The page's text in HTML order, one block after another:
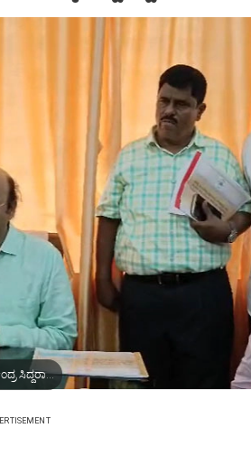
ಮಾಧ್ಯಮದವರೊಂದಿಗೆ ಮಾತನಾಡಿದ ಉಸ್ತುವಾರಿ ಸಚಿವ ಡಾ. ಯತೀಂದ್ರ ಸಿದ್ದರಾಮಯ್ಯ